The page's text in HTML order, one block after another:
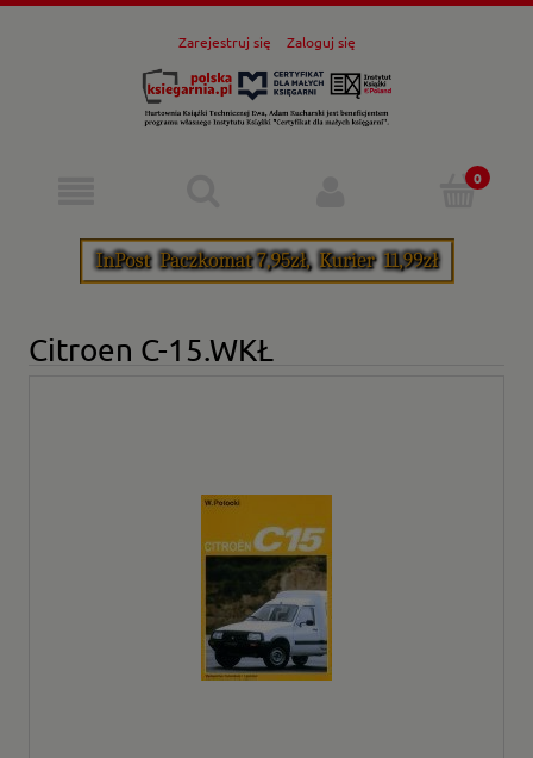
Zarejestruj się Zaloguj się
Citroen C-15.WKŁ